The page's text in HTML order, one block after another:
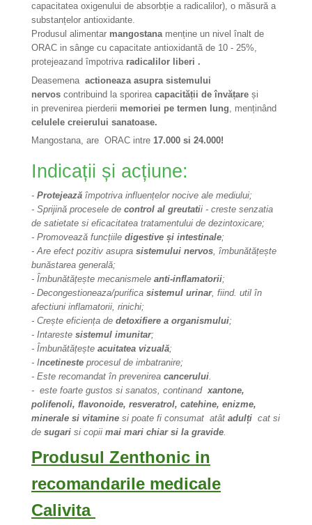
capacitatea oxigenului de absorbție a radicalilor), o măsură a
substanțelor antioxidante.
Produsul alimentar mangostanamenține un nivel înalt de
ORAC in sânge cu capacitate antioxidantă de 10 - 25%,
protejeazand împotriva radicalilor liberi .
Deasemena actioneaza asupra sistemului
nervos contribuind la sporirea capacității de învățare și
in prevenirea pierderii memoriei pe termen lung , menținând
celulele creierului sanatoase.
Mangostana, are ORAC intre 17.000 si 24.000!
Indicații și acțiune:
- Protejează împotriva influențelor nocive ale mediului;
- Sprijină procesele de control al greutatii - creste senzatia
de satietate si eficacitatea tratamentului de dezintoxicare;
- Promovează funcțiile digestive și intestinale;
- Are efect pozitiv asupra sistemului nervos, îmbunătățește
bunăstarea generală;
- Îmbunătățește mecanismele anti-inflamatorii;
- Decongestioneaza/purifica sistemul urinar, fiind. util în
afectiuni inflamatorii, rinichi;
- Crește eficiența de detoxifiere a organismului;
- Intareste sistemul imunitar;
- Îmbunătățește acuitatea vizuală;
- Incetineste procesul de imbatranire;
- Este recomandat în prevenirea cancerului.
- este foarte gustos si sanatos, continandxantone,
polifenoli, flavonoide, resveratrol, catehine, enizme,
minerale si vitamine si poate fi consumat atât adulți cat si
de sugari si copii mai mari chiar si la gravide.
Produsul Zenthonic in
recomandarile medicale
Calivita